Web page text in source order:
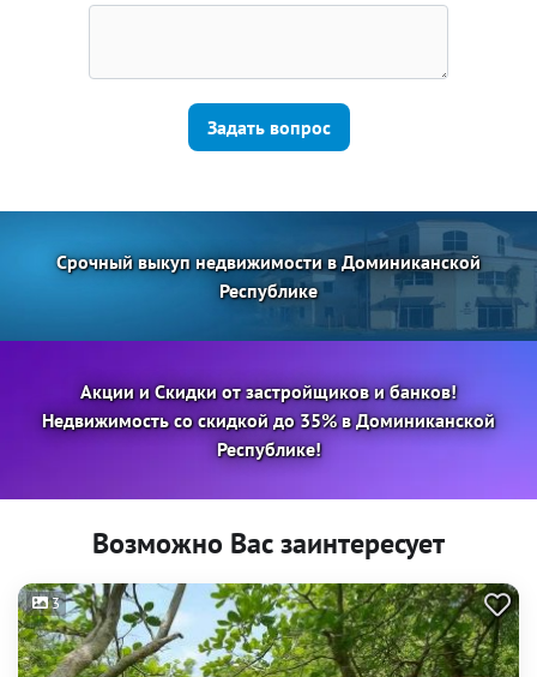
Задать вопрос
Срочный выкуп недвижимости в Доминиканской
Республике
Акции и Скидки от застройщиков и банков!
Недвижимость со скидкой до 35% в Доминиканской
Республике!
Возможно Вас заинтересует
3